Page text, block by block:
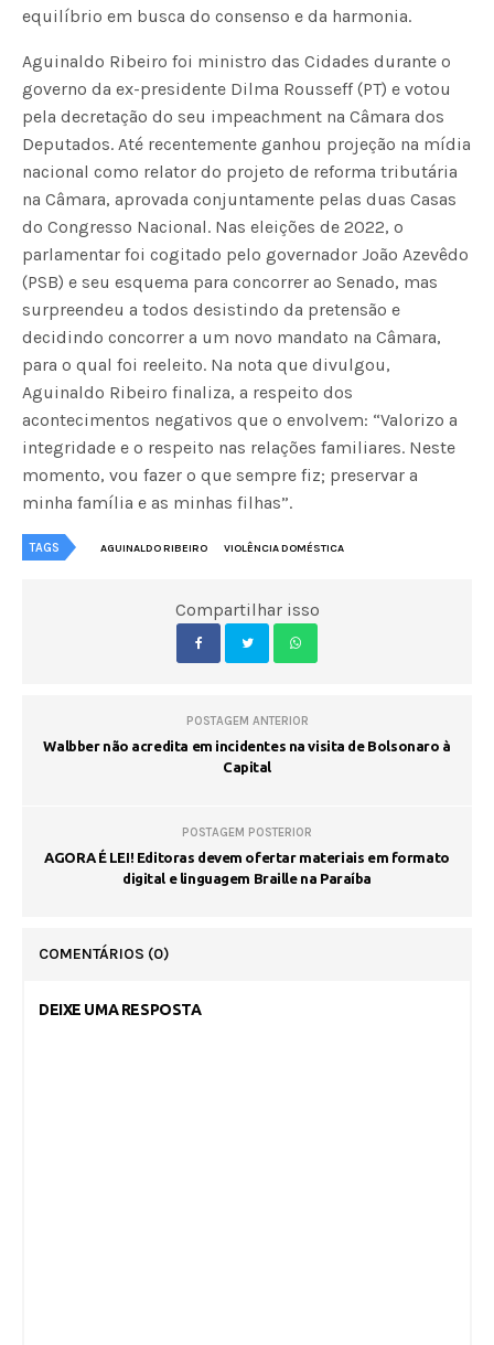
equilíbrio em busca do consenso e da harmonia.
Aguinaldo Ribeiro foi ministro das Cidades durante o
governo da ex-presidente Dilma Rousseff (PT) e votou
pela decretação do seu impeachment na Câmara dos
Deputados. Até recentemente ganhou projeção na mídia
nacional como relator do projeto de reforma tributária
na Câmara, aprovada conjuntamente pelas duas Casas
do Congresso Nacional. Nas eleições de 2022, o
parlamentar foi cogitado pelo governador João Azevêdo
(PSB) e seu esquema para concorrer ao Senado, mas
surpreendeu a todos desistindo da pretensão e
decidindo concorrer a um novo mandato na Câmara,
para o qual foi reeleito. Na nota que divulgou,
Aguinaldo Ribeiro finaliza, a respeito dos
acontecimentos negativos que o envolvem: “Valorizo a
integridade e o respeito nas relações familiares. Neste
momento, vou fazer o que sempre fiz; preservar a
minha família e as minhas filhas”.
TAGS AGUINALDO RIBEIRO VIOLÊNCIA DOMÉSTICA
Compartilhar isso
POSTAGEM ANTERIOR
Walbber não acredita em incidentes na visita de Bolsonaro à
Capital
POSTAGEM POSTERIOR
AGORA É LEI! Editoras devem ofertar materiais em formato
digital e linguagem Braille na Paraíba
COMENTÁRIOS (0)
DEIXE UMA RESPOSTA